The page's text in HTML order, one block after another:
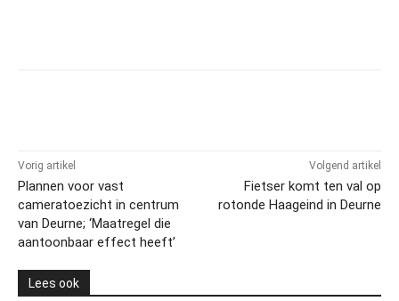
Vorig artikel
Plannen voor vast
cameratoezicht in centrum
van Deurne; ‘Maatregel die
aantoonbaar effect heeft’
Volgend artikel
Fietser komt ten val op
rotonde Haageind in Deurne
Lees ook